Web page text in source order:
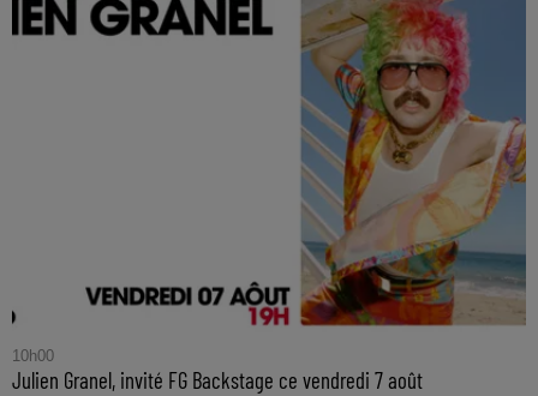
10h00
Julien Granel, invité FG Backstage ce vendredi 7 août